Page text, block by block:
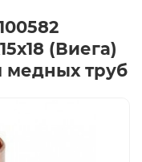
(Виега)
медных труб